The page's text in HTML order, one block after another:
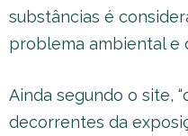
substâncias é
problema ambiental e
Ainda segundo o site,
decorrentes da